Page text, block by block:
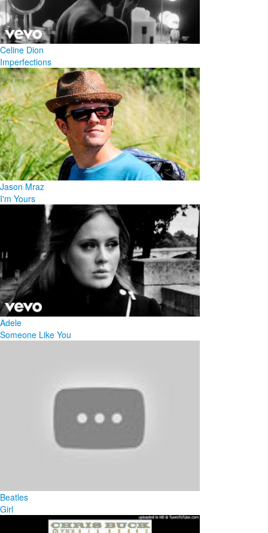
Celine Dion
Imperfections
Jason Mraz
I'm Yours
Adele
Someone Like You
Beatles
Girl